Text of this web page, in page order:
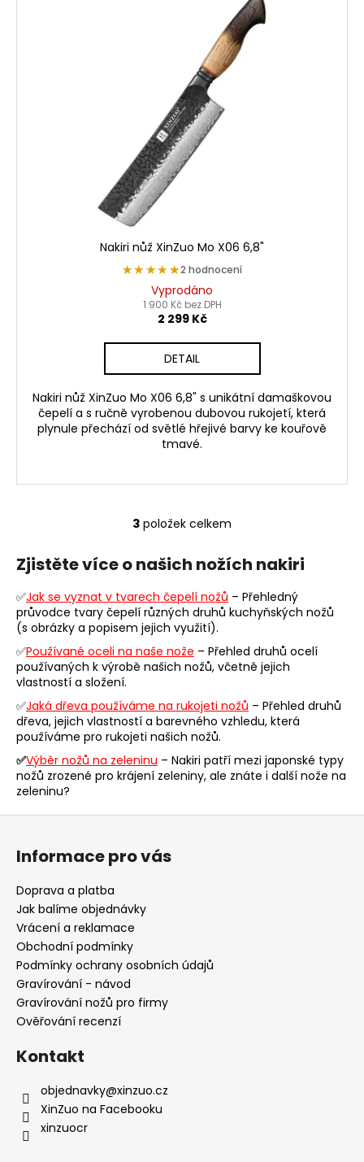
Nakiri nůž XinZuo Mo X06 6,8"
★★★★★
★★★★★2 hodnocení
Vyprodáno
1 900 Kč bez DPH
2 299 Kč
DETAIL
Nakiri nůž XinZuo Mo X06 6,8" s unikátní damaškovou
čepelí a s ručně vyrobenou dubovou rukojetí, která
plynule přechází od světlé hřejivé barvy ke kouřově
tmavé.
O
l
d
a
c
í
p
v
k
y
v
ý
i
3 položek celkem
Zjistěte více o našich nožích nakiri
✅Jak se vyznat v tvarech čepelí nožů – Přehledný
průvodce tvary čepelí různých druhů kuchyňských nožů
(s obrázky a popisem jejich využití).
✅Používané oceli na naše nože – Přehled druhů ocelí
používaných k výrobě našich nožů, včetně jejich
vlastností a složení.
✅Jaká dřeva používáme na rukojeti nožů – Přehled druhů
dřeva, jejich vlastností a barevného vzhledu, která
používáme pro rukojeti našich nožů.
✅Výběr nožů na zeleninu – Nakiri patří mezi japonské typy
nožů zrozené pro krájení zeleniny, ale znáte i další nože na
zeleninu?
Z
Informace pro vás
Doprava a platba
Jak balíme objednávky
Vrácení a reklamace
Obchodní podmínky
Podmínky ochrany osobních údajů
Gravírování - návod
Gravírování nožů pro firmy
Ověřování recenzí
Kontakt
objednavky@xinzuo.cz
XinZuo na Facebooku
xinzuocr